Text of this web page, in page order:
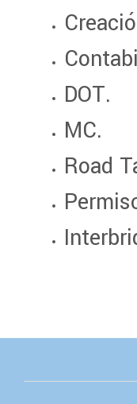
DOT.
MC.
Road